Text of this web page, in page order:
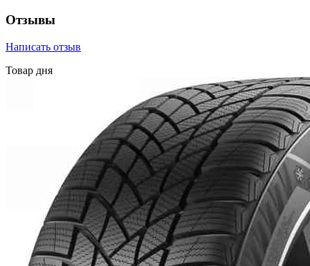
Отзывы
Написать отзыв
Товар дня